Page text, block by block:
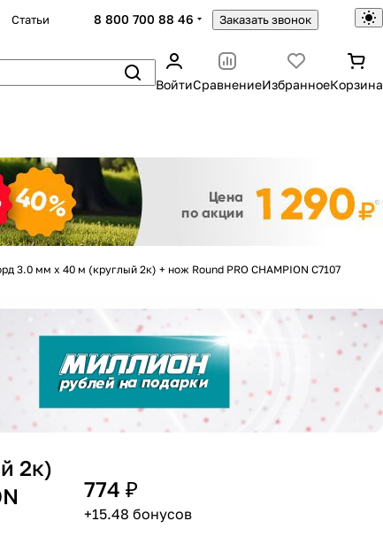
Статьи 8 800 700 88 46 Заказать звонок
ВойтиСравнениеИзбранноеКорзина
3.0 мм х 40 м (круглый 2к) + нож Round PRO CHAMPION C7107
2к)
774 ₽
+15.48 бонусов